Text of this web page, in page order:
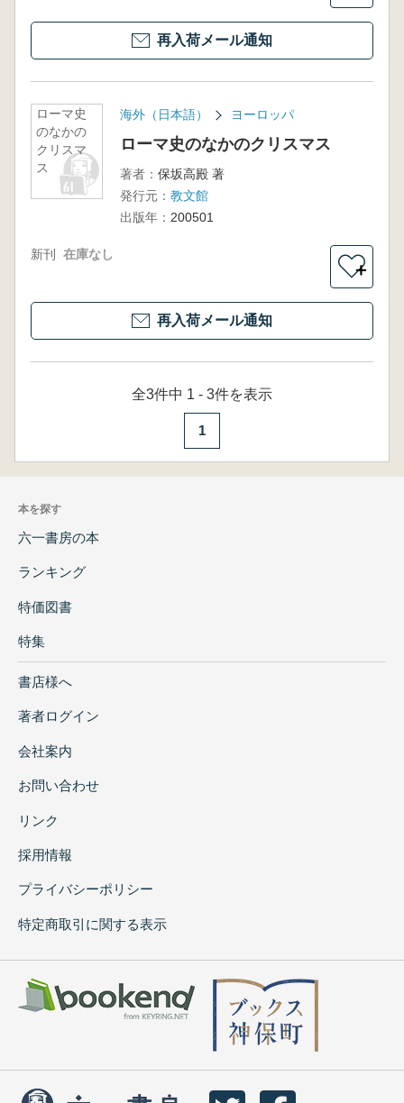
再入荷メール通知
ローマ史
のなかの
クリスマ
ス
海外（日本語） ヨーロッパ
ローマ史のなかのクリスマス
著者： 保坂高殿 著
発行元： 教文館
出版年： 200501
新刊 在庫なし
＋
再入荷メール通知
全3件中 1 - 3件を表示
1
本を探す
六一書房の本
ランキング
特価図書
特集
書店様へ
著者ログイン
会社案内
お問い合わせ
リンク
採用情報
プライバシーポリシー
特定商取引に関する表示